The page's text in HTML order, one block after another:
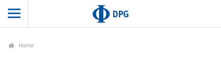
Home